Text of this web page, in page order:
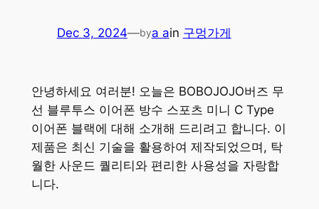
Dec 3, 2024—bya ain 구멍가게
안녕하세요 여러분! 오늘은 BOBOJOJO버즈 무
선 블루투스 이어폰 방수 스포츠 미니 C Type
이어폰 블랙에 대해 소개해 드리려고 합니다. 이
제품은 최신 기술을 활용하여 제작되었으며, 탁
월한 사운드 퀄리티와 편리한 사용성을 자랑합
니다.